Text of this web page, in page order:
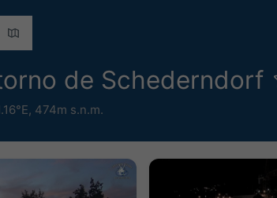
de Schederndorf
474m s.n.m.